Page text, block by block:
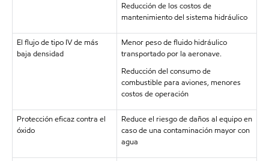
Reducción de los costos de
mantenimiento del sistema hidráulico
El flujo de tipo IV de más
baja densidad
Menor peso de fluido hidráulico
transportado por la aeronave.
Reducción del consumo de
combustible para aviones, menores
costos de operación
Protección eficaz contra el
óxido
Reduce el riesgo de daños al equipo en
caso de una contaminación mayor con
agua